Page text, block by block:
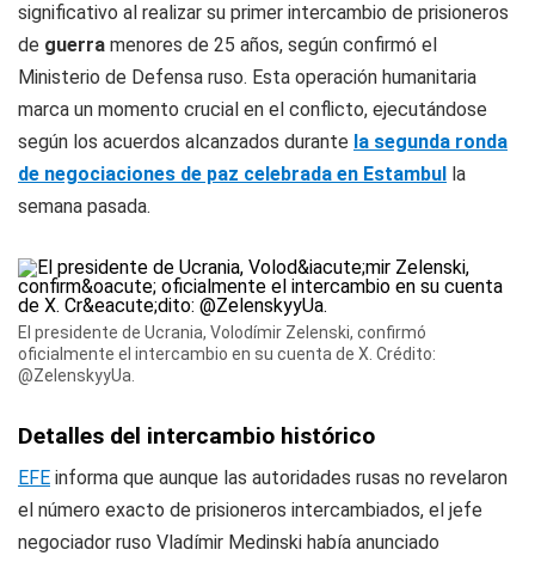
significativo al realizar su primer intercambio de prisioneros
de guerra menores de 25 años, según confirmó el
Ministerio de Defensa ruso. Esta operación humanitaria
marca un momento crucial en el conflicto, ejecutándose
según los acuerdos alcanzados durante la segunda ronda
de negociaciones de paz celebrada en Estambul la
semana pasada.
El presidente de Ucrania, Volodímir Zelenski, confirmó
oficialmente el intercambio en su cuenta de X. Crédito:
@ZelenskyyUa
Detalles del intercambio histórico
EFE informa que aunque las autoridades rusas no revelaron
el número exacto de prisioneros intercambiados, el jefe
negociador ruso Vladímir Medinski había anunciado